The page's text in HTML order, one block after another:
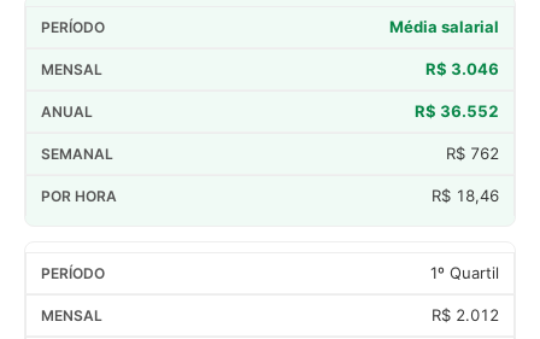
Média salarial
R$ 3.046
R$ 36.552
R$ 762
R$ 18,46
1º Quartil
R$ 2.012